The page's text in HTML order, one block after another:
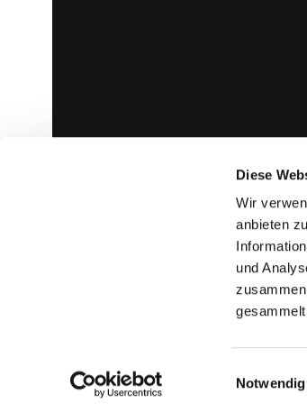
Diese
Wir
anbieten
und
Notwendig